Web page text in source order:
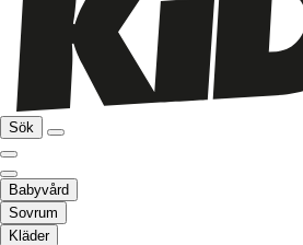
Sök
Babyvård
Sovrum
Kläder